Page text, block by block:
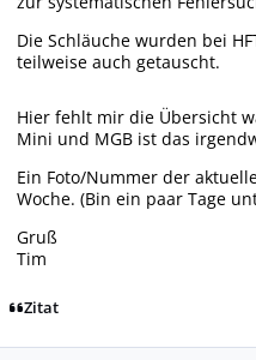
Die Schläuche wurden bei
teilweise auch getauscht.
Hier fehlt mir die Übersicht
Mini und MGB ist das
Ein Foto/Nummer der
Woche. (Bin ein paar Tage
Gruß
Tim
Zitat